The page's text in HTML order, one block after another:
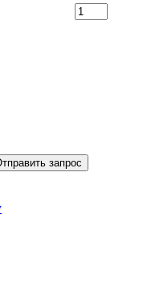
запрос